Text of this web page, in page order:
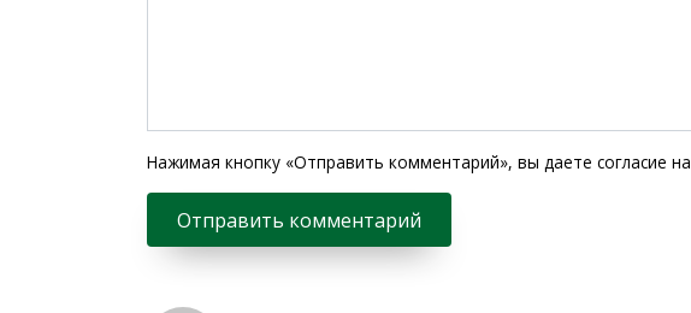
Нажимая кнопку «Отправить комментарий», вы даете согласие на